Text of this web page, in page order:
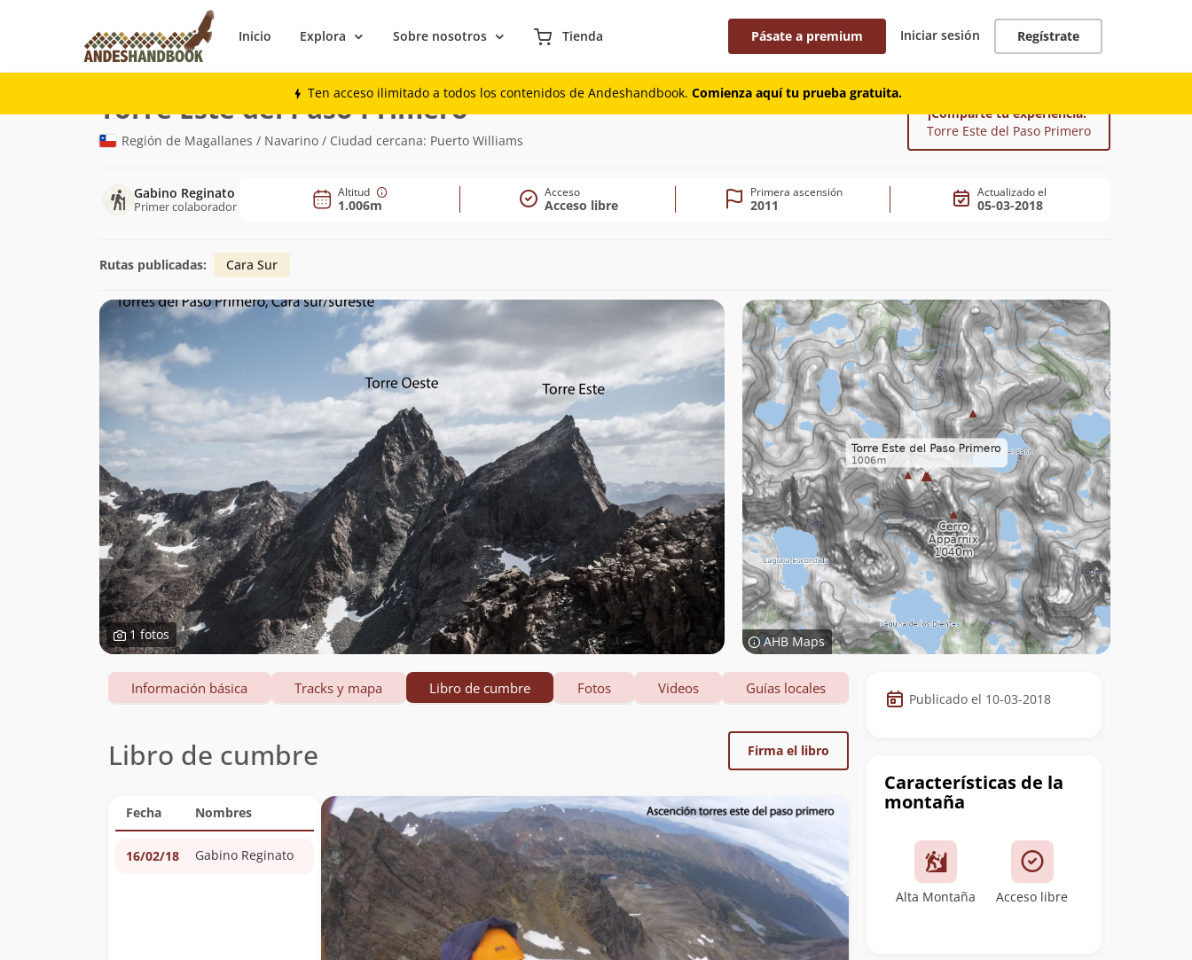
Inicio Explora Sobre nosotros Tienda Pásate a premium Iniciar sesión Regístrate
Ten acceso ilimitado a todos los contenidos de Andeshandbook. Comienza aquí tu prueba gratuita.
Montaña
Torre Este del Paso Primero(1.006m)
Región de Magallanes / Navarino / Ciudad cercana: Puerto Williams
¡Comparte tu experiencia!
Torre Este del Paso Primero
Gabino Reginato
Primer colaborador
Altitud
1.006m
Acceso
Acceso libre
Primera ascensión
2011
Actualizado el
05-03-2018
Rutas publicadas: Cara Sur
1 fotos AHB Maps
Datos
de
cumbre
Publicado el 10-03-2018
Características de la
montaña
Alta Montaña Acceso libre
Información básica Tracks y mapa Libro de cumbre Fotos Videos Guías locales
Libro de cumbre Firma el libro
Fecha Nombres
16/02/18 Gabino Reginato